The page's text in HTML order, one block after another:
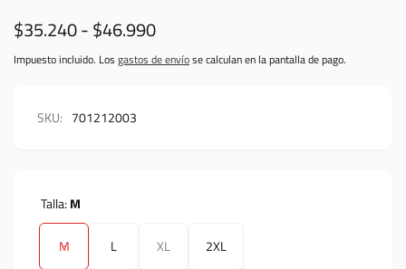
$35.240 - $46.990
Impuesto incluido. Los gastos de envíose calculan en la pantalla de pago.
SKU: 701212003
Talla: M
M L XL 2XL